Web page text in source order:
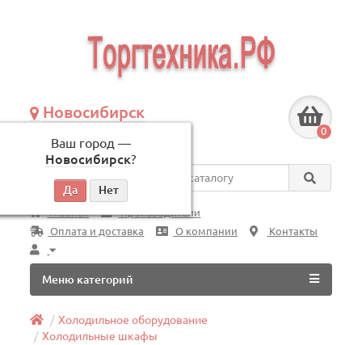
Новосибирск
Ваш город —
Новосибирск?
по будням, с 09:00 до 18:00
0
Везде
Главная
Производители
Оплата и доставка
О компании Контакты
Меню категорий
Холодильное оборудование
Холодильные шкафы